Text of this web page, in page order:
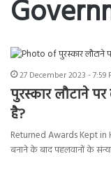
27 December 2023 - 7:59
पुरस्कार लौटाने
है?
Returned Awards Kept in
बनाने के बाद पहलवानों के